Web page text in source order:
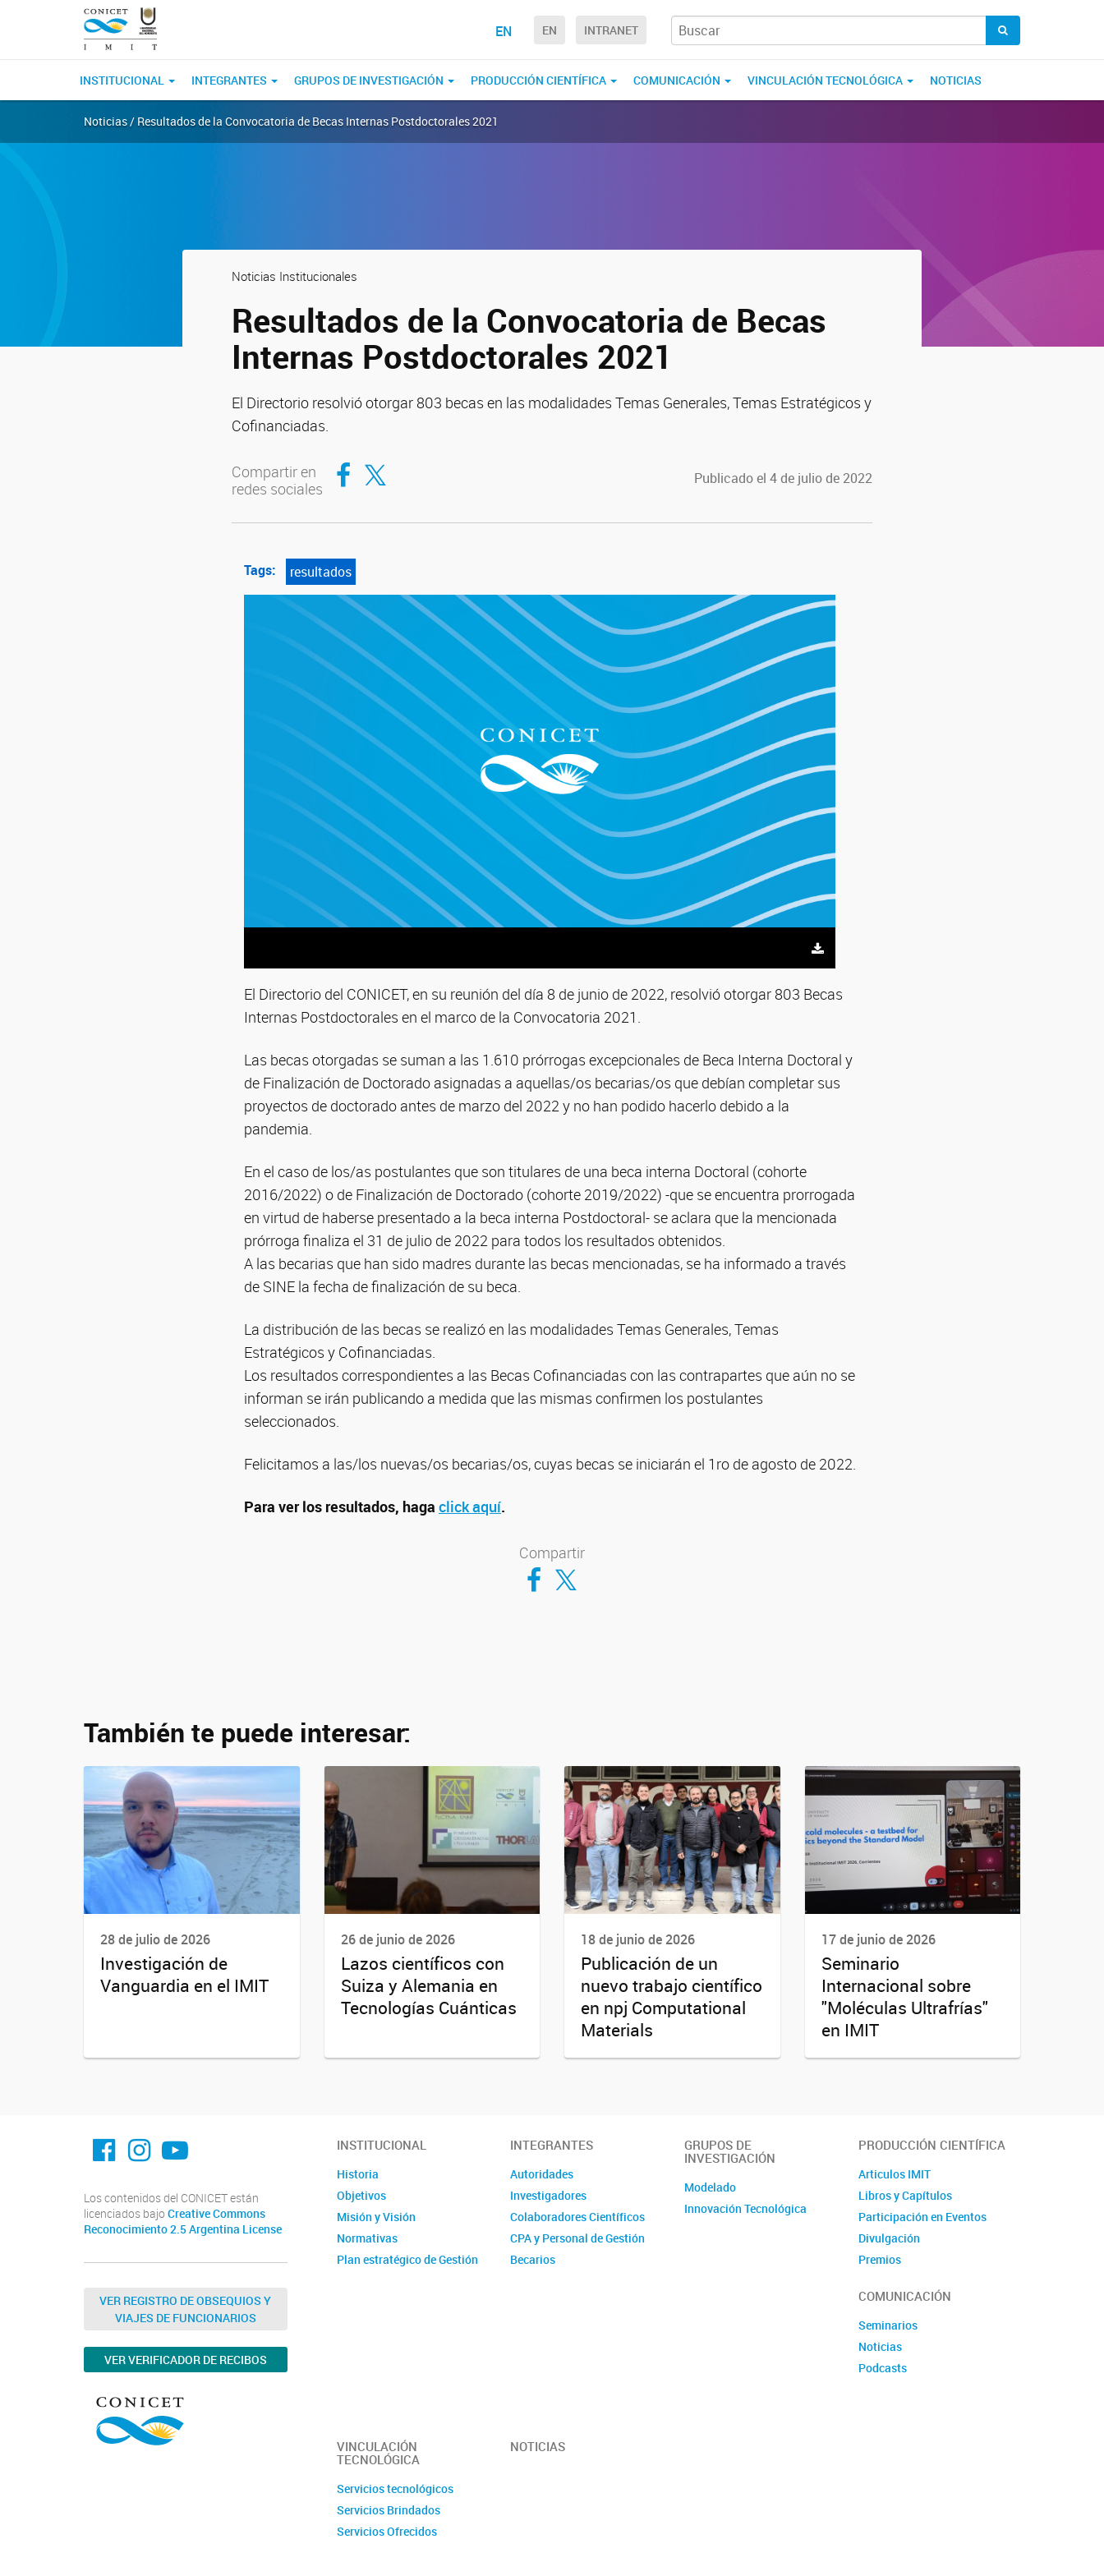
EN EN INTRANET
INSTITUCIONAL INTEGRANTES GRUPOS DE INVESTIGACIÓN PRODUCCIÓN CIENTÍFICA COMUNICACIÓN VINCULACIÓN TECNOLÓGICA NOTICIAS
Noticias / Resultados de la Convocatoria de Becas Internas Postdoctorales 2021
Noticias Institucionales
Resultados de la Convocatoria de Becas
Internas Postdoctorales 2021
El Directorio resolvió otorgar 803 becas en las modalidades Temas Generales, Temas Estratégicos y
Cofinanciadas.
Compartir en
redes sociales
Compartir en Facebook
Compartir en Twitter Publicado el 4 de julio de 2022
Tags: resultados
El Directorio del CONICET, en su reunión del día 8 de junio de 2022, resolvió otorgar 803 Becas
Internas Postdoctorales en el marco de la Convocatoria 2021.
Las becas otorgadas se suman a las 1.610 prórrogas excepcionales de Beca Interna Doctoral y
de Finalización de Doctorado asignadas a aquellas/os becarias/os que debían completar sus
proyectos de doctorado antes de marzo del 2022 y no han podido hacerlo debido a la
pandemia.
En el caso de los/as postulantes que son titulares de una beca interna Doctoral (cohorte
2016/2022) o de Finalización de Doctorado (cohorte 2019/2022) -que se encuentra prorrogada
en virtud de haberse presentado a la beca interna Postdoctoral- se aclara que la mencionada
prórroga finaliza el 31 de julio de 2022 para todos los resultados obtenidos.
A las becarias que han sido madres durante las becas mencionadas, se ha informado a través
de SINE la fecha de finalización de su beca.
La distribución de las becas se realizó en las modalidades Temas Generales, Temas
Estratégicos y Cofinanciadas.
Los resultados correspondientes a las Becas Cofinanciadas con las contrapartes que aún no se
informan se irán publicando a medida que las mismas confirmen los postulantes
seleccionados.
Felicitamos a las/los nuevas/os becarias/os, cuyas becas se iniciarán el 1ro de agosto de 2022.
Para ver los resultados, haga click aquí.
Compartir
Compartir en Facebook
Compartir en Twitter
También te puede interesar:
28 de julio de 2026
Investigación de
Vanguardia en el IMIT
26 de junio de 2026
Lazos científicos con
Suiza y Alemania en
Tecnologías Cuánticas
18 de junio de 2026
Publicación de un
nuevo trabajo científico
en npj Computational
Materials
17 de junio de 2026
Seminario
Internacional sobre
"Moléculas Ultrafrías"
en IMIT
facebook imit.conicet
imit.conicet
Youtube
Los contenidos del CONICET están
licenciados bajo Creative Commons
Reconocimiento 2.5 Argentina License
VER REGISTRO DE OBSEQUIOS Y
VIAJES DE FUNCIONARIOS
VER VERIFICADOR DE RECIBOS
INSTITUCIONAL
Historia
Objetivos
Misión y Visión
Normativas
Plan estratégico de Gestión
INTEGRANTES
Autoridades
Investigadores
Colaboradores Científicos
CPA y Personal de Gestión
Becarios
GRUPOS DE
INVESTIGACIÓN
Modelado
Innovación Tecnológica
PRODUCCIÓN CIENTÍFICA
Articulos IMIT
Libros y Capítulos
Participación en Eventos
Divulgación
Premios
COMUNICACIÓN
Seminarios
Noticias
Podcasts
VINCULACIÓN
TECNOLÓGICA
Servicios tecnológicos
Servicios Brindados
Servicios Ofrecidos
NOTICIAS